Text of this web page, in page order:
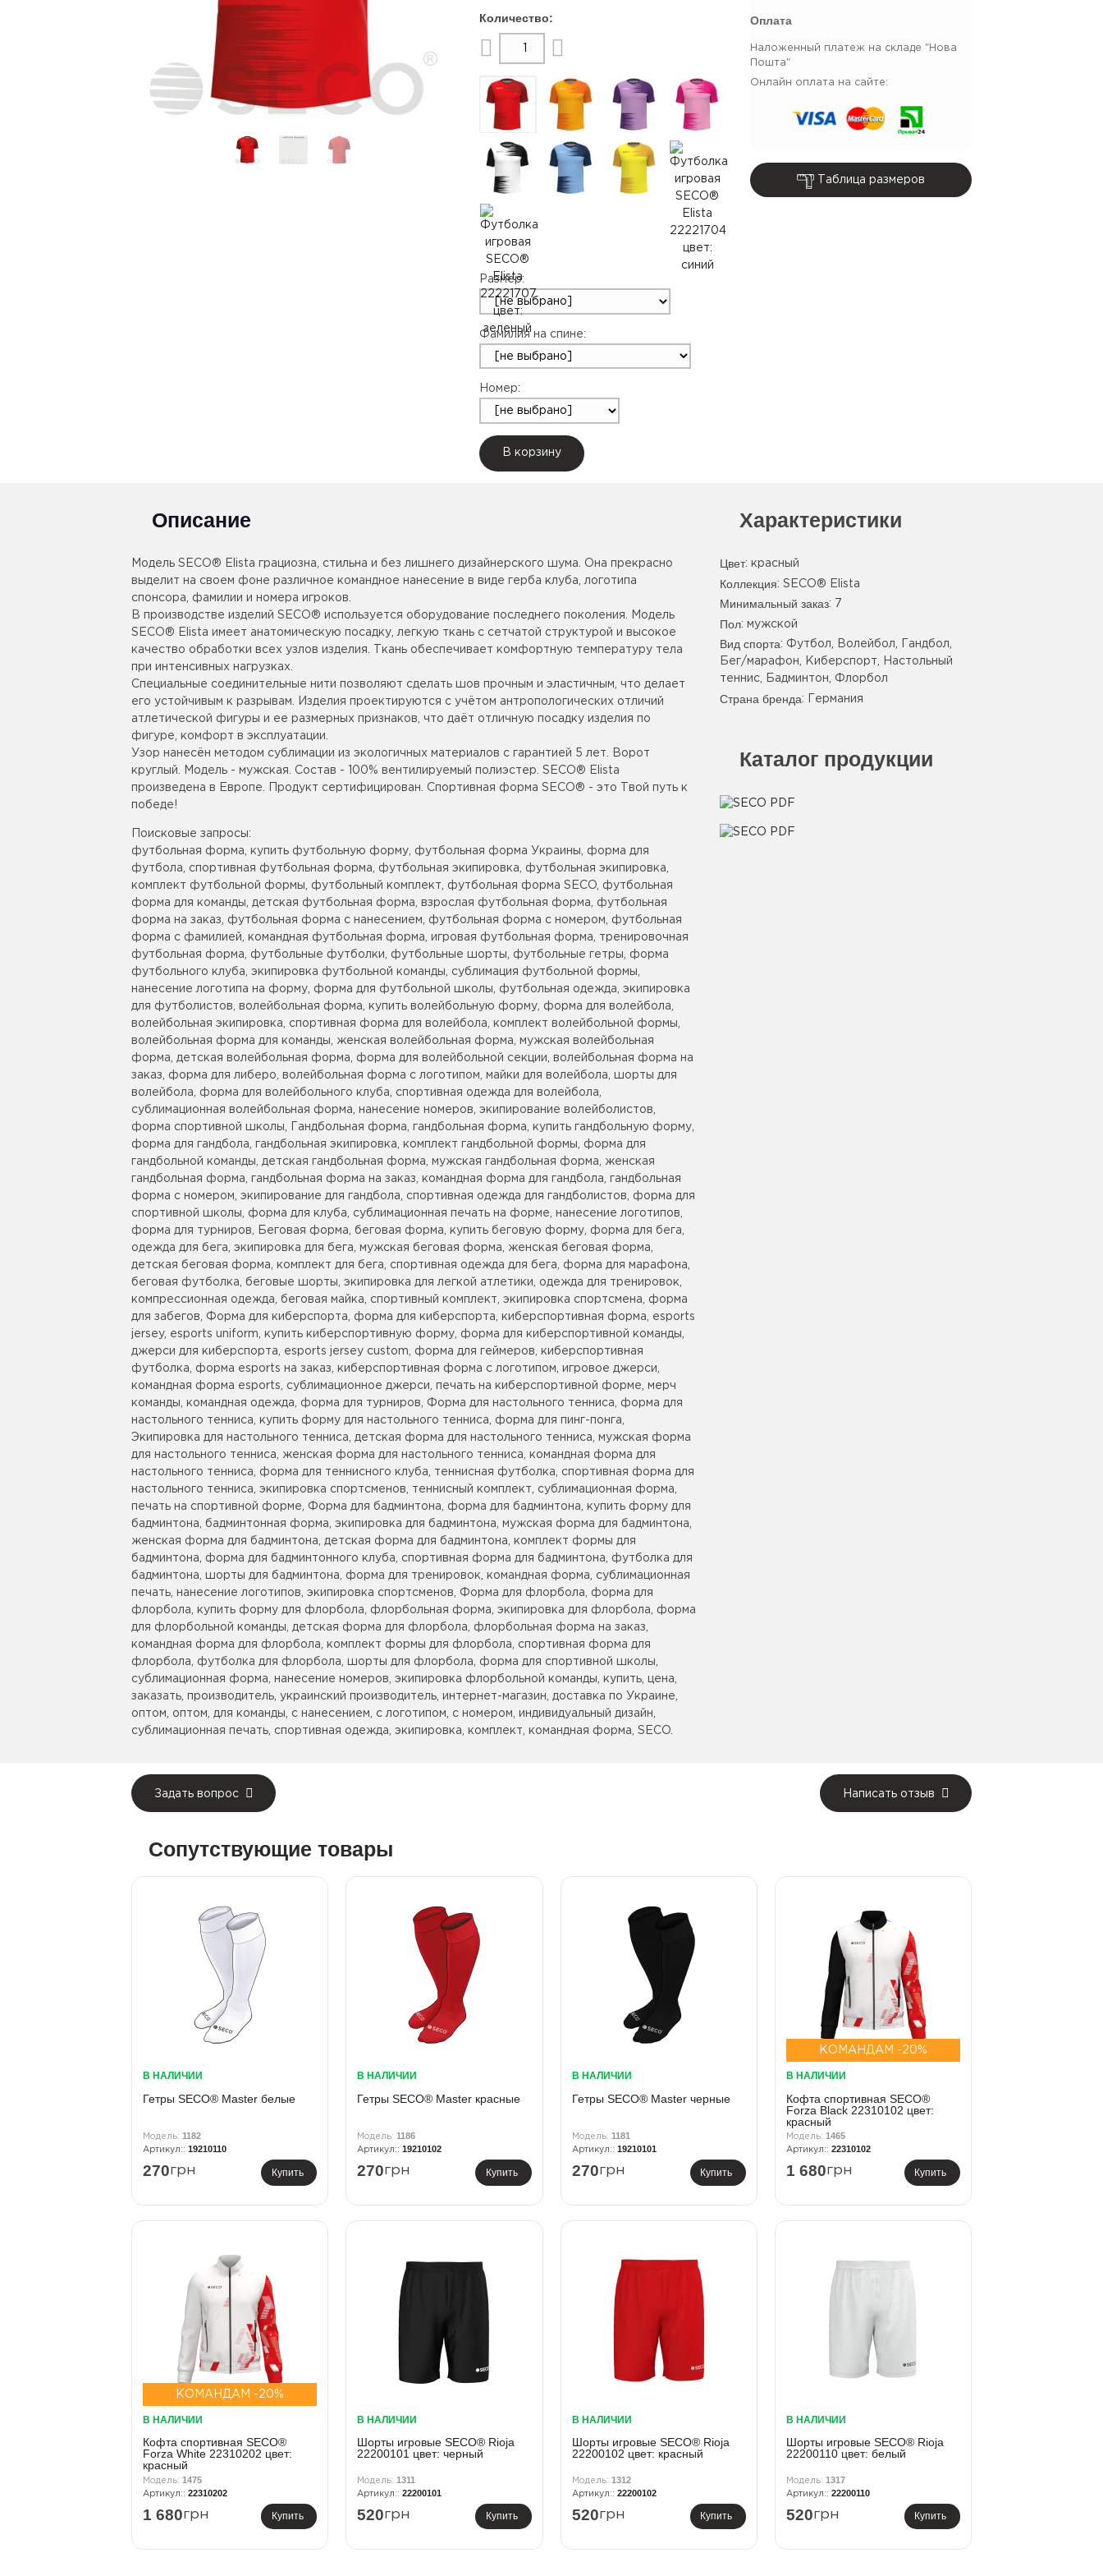
Размер:
Фамилия на спине:
Номер:
В корзину
Оплата
Наложенный платеж на складе "Нова
Пошта"
Онлайн оплата на сайте:
Таблица размеров
Описание
Модель SECO® Elista грациозна, стильна и без лишнего дизайнерского шума. Она прекрасно
выделит на своем фоне различное командное нанесение в виде герба клуба, логотипа
спонсора, фамилии и номера игроков.
В производстве изделий SECO® используется оборудование последнего поколения. Модель
SECO® Elista имеет анатомическую посадку, легкую ткань с сетчатой структурой и высокое
качество обработки всех узлов изделия. Ткань обеспечивает комфортную температуру тела
при интенсивных нагрузках.
Специальные соединительные нити позволяют сделать шов прочным и эластичным, что делает
его устойчивым к разрывам. Изделия проектируются с учётом антропологических отличий
атлетической фигуры и ее размерных признаков, что даёт отличную посадку изделия по
фигуре, комфорт в эксплуатации.
Узор нанесён методом сублимации из экологичных материалов с гарантией 5 лет. Ворот
круглый. Модель - мужская. Состав - 100% вентилируемый полиэстер. SECO® Elista
произведена в Европе. Продукт сертифицирован. Спортивная форма SECO® - это Твой путь к
победе!
Поисковые запросы:
футбольная форма, купить футбольную форму, футбольная форма Украины, форма для
футбола, спортивная футбольная форма, футбольная экипировка, футбольная экипировка,
комплект футбольной формы, футбольный комплект, футбольная форма SECO, футбольная
форма для команды, детская футбольная форма, взрослая футбольная форма, футбольная
форма на заказ, футбольная форма с нанесением, футбольная форма с номером, футбольная
форма с фамилией, командная футбольная форма, игровая футбольная форма, тренировочная
футбольная форма, футбольные футболки, футбольные шорты, футбольные гетры, форма
футбольного клуба, экипировка футбольной команды, сублимация футбольной формы,
нанесение логотипа на форму, форма для футбольной школы, футбольная одежда, экипировка
для футболистов, волейбольная форма, купить волейбольную форму, форма для волейбола,
волейбольная экипировка, спортивная форма для волейбола, комплект волейбольной формы,
волейбольная форма для команды, женская волейбольная форма, мужская волейбольная
форма, детская волейбольная форма, форма для волейбольной секции, волейбольная форма на
заказ, форма для либеро, волейбольная форма с логотипом, майки для волейбола, шорты для
волейбола, форма для волейбольного клуба, спортивная одежда для волейбола,
сублимационная волейбольная форма, нанесение номеров, экипирование волейболистов,
форма спортивной школы, Гандбольная форма, гандбольная форма, купить гандбольную форму,
форма для гандбола, гандбольная экипировка, комплект гандбольной формы, форма для
гандбольной команды, детская гандбольная форма, мужская гандбольная форма, женская
гандбольная форма, гандбольная форма на заказ, командная форма для гандбола, гандбольная
форма с номером, экипирование для гандбола, спортивная одежда для гандболистов, форма для
спортивной школы, форма для клуба, сублимационная печать на форме, нанесение логотипов,
форма для турниров, Беговая форма, беговая форма, купить беговую форму, форма для бега,
одежда для бега, экипировка для бега, мужская беговая форма, женская беговая форма,
детская беговая форма, комплект для бега, спортивная одежда для бега, форма для марафона,
беговая футболка, беговые шорты, экипировка для легкой атлетики, одежда для тренировок,
компрессионная одежда, беговая майка, спортивный комплект, экипировка спортсмена, форма
для забегов, Форма для киберспорта, форма для киберспорта, киберспортивная форма, esports
jersey, esports uniform, купить киберспортивную форму, форма для киберспортивной команды,
джерси для киберспорта, esports jersey custom, форма для геймеров, киберспортивная
футболка, форма esports на заказ, киберспортивная форма с логотипом, игровое джерси,
командная форма esports, сублимационное джерси, печать на киберспортивной форме, мерч
команды, командная одежда, форма для турниров, Форма для настольного тенниса, форма для
настольного тенниса, купить форму для настольного тенниса, форма для пинг-понга,
Экипировка для настольного тенниса, детская форма для настольного тенниса, мужская форма
для настольного тенниса, женская форма для настольного тенниса, командная форма для
настольного тенниса, форма для теннисного клуба, теннисная футболка, спортивная форма для
настольного тенниса, экипировка спортсменов, теннисный комплект, сублимационная форма,
печать на спортивной форме, Форма для бадминтона, форма для бадминтона, купить форму для
бадминтона, бадминтонная форма, экипировка для бадминтона, мужская форма для бадминтона,
женская форма для бадминтона, детская форма для бадминтона, комплект формы для
бадминтона, форма для бадминтонного клуба, спортивная форма для бадминтона, футболка для
бадминтона, шорты для бадминтона, форма для тренировок, командная форма, сублимационная
печать, нанесение логотипов, экипировка спортсменов, Форма для флорбола, форма для
флорбола, купить форму для флорбола, флорбольная форма, экипировка для флорбола, форма
для флорбольной команды, детская форма для флорбола, флорбольная форма на заказ,
командная форма для флорбола, комплект формы для флорбола, спортивная форма для
флорбола, футболка для флорбола, шорты для флорбола, форма для спортивной школы,
сублимационная форма, нанесение номеров, экипировка флорбольной команды, купить, цена,
заказать, производитель, украинский производитель, интернет-магазин, доставка по Украине,
оптом, оптом, для команды, с нанесением, с логотипом, с номером, индивидуальный дизайн,
сублимационная печать, спортивная одежда, экипировка, комплект, командная форма, SECO.
Характеристики
Цвет: красный
Коллекция: SECO® Elista
Минимальный заказ: 7
Пол: мужской
Вид спорта: Футбол, Волейбол, Гандбол,
Бег/марафон, Киберспорт, Настольный
теннис, Бадминтон, Флорбол
Страна бренда: Германия
Каталог продукции
Задать вопрос Написать отзыв
Сопутствующие товары
В НАЛИЧИИ
Гетры SECO® Master белые
1182
19210110
270грн Купить
В НАЛИЧИИ
Гетры SECO® Master красные
1186
19210102
270грн Купить
В НАЛИЧИИ
Гетры SECO® Master черные
1181
19210101
270грн Купить
КОМАНДАМ -20%
В НАЛИЧИИ
Кофта спортивная SECO®
Forza Black 22310102 цвет:
красный
1465
22310102
1 680грн Купить
КОМАНДАМ -20%
В НАЛИЧИИ
Кофта спортивная SECO®
Forza White 22310202 цвет:
красный
1475
22310202
1 680грн Купить
В НАЛИЧИИ
Шорты игровые SECO® Rioja
22200101 цвет: черный
1311
22200101
520грн Купить
В НАЛИЧИИ
Шорты игровые SECO® Rioja
22200102 цвет: красный
1312
22200102
520грн Купить
В НАЛИЧИИ
Шорты игровые SECO® Rioja
22200110 цвет: белый
1317
22200110
520грн Купить